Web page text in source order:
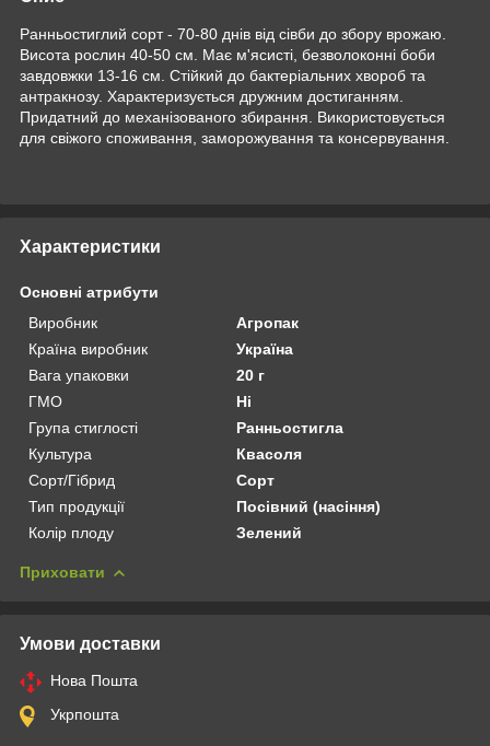
Ранньостиглий сорт - 70-80 днів від сівби до збору врожаю.
Висота рослин 40-50 см. Має м'ясисті, безволоконні боби
завдовжки 13-16 см. Стійкий до бактеріальних хвороб та
антракнозу. Характеризується дружним достиганням.
Придатний до механізованого збирання. Використовується
для свіжого споживання, заморожування та консервування.
Характеристики
Основні атрибути
Виробник
Агропак
Країна виробник
Україна
Вага упаковки
20 г
ГМО
Ні
Група стиглості
Ранньостигла
Культура
Квасоля
Сорт/Гібрид
Сорт
Тип продукції
Посівний (насіння)
Колір плоду
Зелений
Приховати
Умови доставки
Нова Пошта
Укрпошта